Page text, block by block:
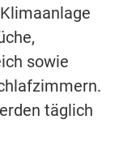
sowie
täglich